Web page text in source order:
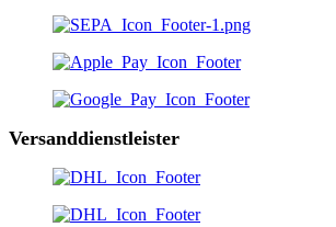
Versanddienstleister